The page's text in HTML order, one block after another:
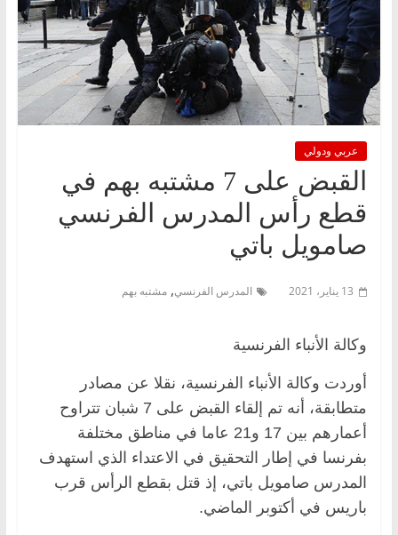
عربي ودولي
القبض على 7 مشتبه بهم في
قطع رأس المدرس الفرنسي
صامويل باتي
13 يناير، 2021 المدرس الفرنسي, مشتبه بهم
وكالة الأنباء الفرنسية
أوردت وكالة الأنباء الفرنسية، نقلا عن مصادر
متطابقة، أنه تم إلقاء القبض على 7 شبان تتراوح
أعمارهم بين 17 و21 عاما في مناطق مختلفة
بفرنسا في إطار التحقيق في الاعتداء الذي استهدف
المدرس صامويل باتي، إذ قتل بقطع الرأس قرب
باريس في أكتوبر الماضي.